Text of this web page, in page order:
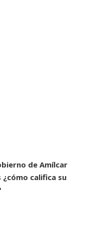
de Amílcar
califica su